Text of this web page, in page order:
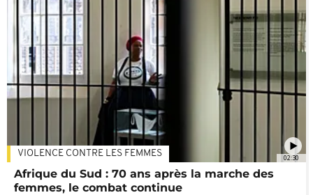
02:30
VIOLENCE CONTRE LES FEMMES
Afrique du Sud : 70 ans après la marche des
femmes, le combat continue